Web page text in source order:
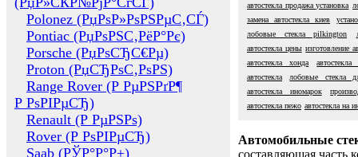
Polonez (РџРѕР»РѕРЅРµС‚СЃ)
Pontiac (РџРѕРЅС‚РёР°Рє)
Porsche (РџРѕСЂС€Рµ)
Proton (РџСЂРѕС‚РѕРЅ)
Range Rover (Р РµРЅРґР¶
Р РѕРІРµСЂ)
Renault (Р РµРЅРѕ)
Rover (Р РѕРІРµСЂ)
Saab (РЎР°Р°Р±)
автостекла продажа установка
замена автостекла киев
лобовые стекла pilkington
автостекла цены изготовление
автостекла хонда
автостекла
автостекла
лобовые стекла
автостекла иномарок
автостекла пежо автостекла на
Автомобильные
составляющая часть